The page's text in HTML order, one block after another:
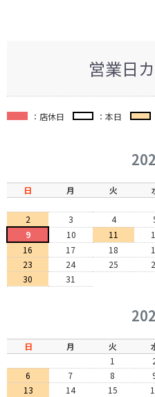
営業日
：店休日 ：本日
日 月 火
2
3 4
9
10 11
16
17 18
23
24 25
30
31
日 月 火
1
6
7 8
13
14 15